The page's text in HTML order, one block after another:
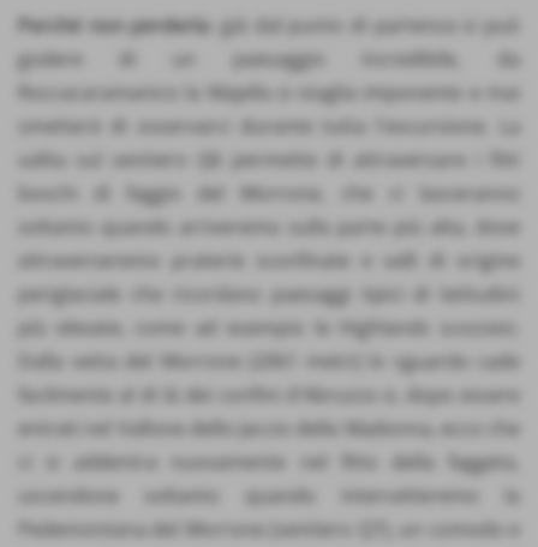
Perché non perderla : già dal punto di partenza si può
godere di un paesaggio incredibile, da
Roccacaramanico la Majella si staglia imponente e mai
smetterà di osservarci durante tutta l'escursione. La
salita sul sentiero Q6 permette di attraversare i fitti
boschi di faggio del Morrone, che ci lasceranno
soltanto quando arriveremo sulla parte più alta, dove
attraverseremo praterie sconfinate e valli di origine
periglaciale che ricordano paesaggi tipici di latitudini
più elevate, come ad esempio le Highlands scozzesi.
Dalla vetta del Morrone (2061 metri) lo sguardo cade
facilmente al di là dei confini d'Abruzzo e, dopo essere
entrati nel Vallone dello Jaccio della Madonna, ecco che
ci si addentra nuovamente nel fitto della faggeta,
uscendone soltanto quando intercetteremo la
Pedemontana del Morrone (sentiero Q7), un comodo e